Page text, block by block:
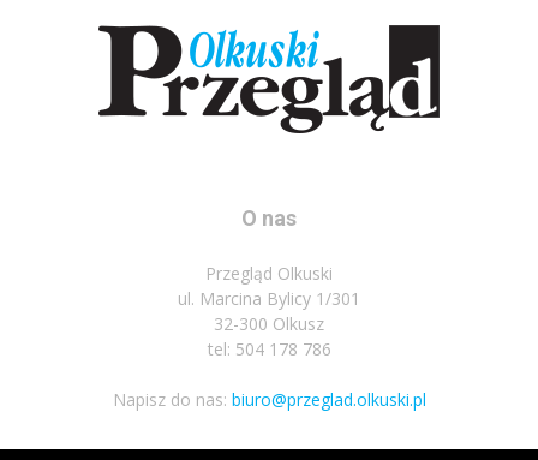
O nas
Przegląd Olkuski
ul. Marcina Bylicy 1/301
32-300 Olkusz
tel: 504 178 786
Napisz do nas: biuro@przeglad.olkuski.pl